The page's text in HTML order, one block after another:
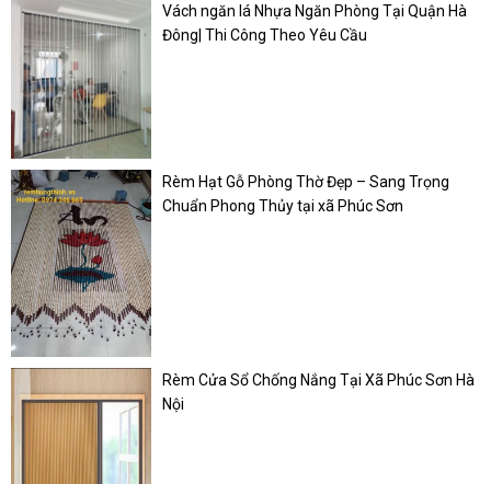
Vách ngăn lá Nhựa Ngăn Phòng Tại Quận Hà
Đông| Thi Công Theo Yêu Cầu
Rèm Hạt Gỗ Phòng Thờ Đẹp – Sang Trọng
Chuẩn Phong Thủy tại xã Phúc Sơn
Rèm Cửa Sổ Chống Nắng Tại Xã Phúc Sơn Hà
Nội